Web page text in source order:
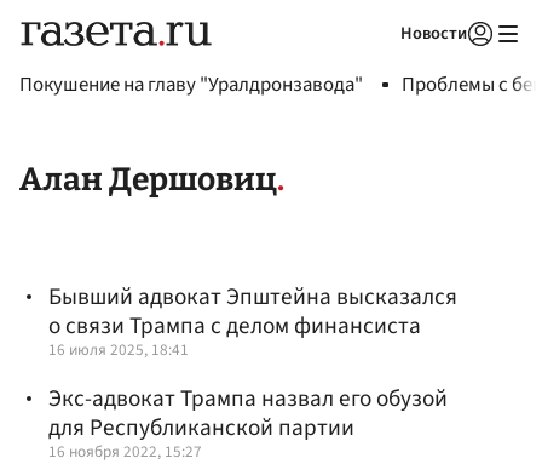
Новости
Покушение на главу "Уралдронзавода" Проблемы с
Алан Дершовиц
Бывший адвокат Эпштейна высказался
о связи Трампа с делом финансиста
16 июля 2025, 18:41
Экс-адвокат Трампа назвал его обузой
для Республиканской партии
16 ноября 2022, 15:27